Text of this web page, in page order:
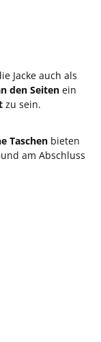
Jacke auch als
den Seiten ein
zu sein.
Taschen bieten
am Abschluss